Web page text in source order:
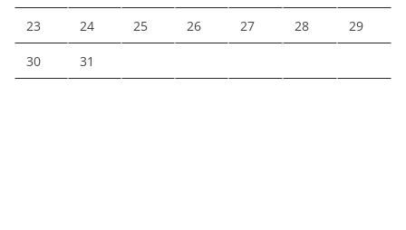
23 24 25 26 27 28 29
30 31